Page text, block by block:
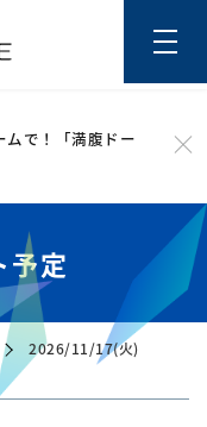
む
で！「満腹ドー
予定
2026/11/17(火)